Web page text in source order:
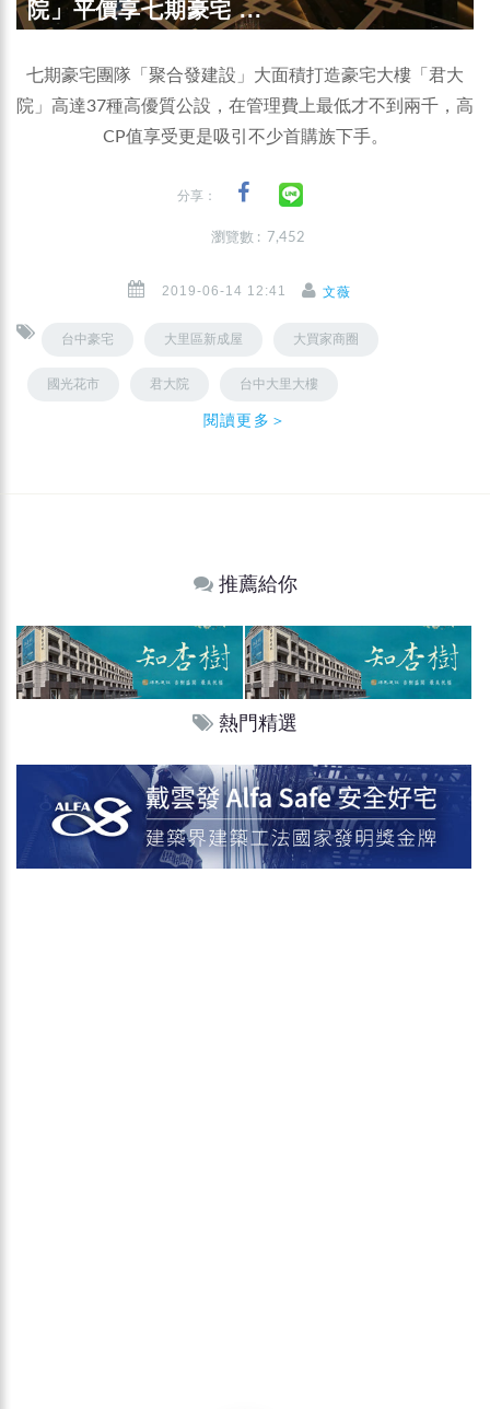
院」平價享七期豪宅 ...
七期豪宅團隊「聚合發建設」大面積打造豪宅大樓「君大
院」高達37種高優質公設，在管理費上最低才不到兩千，高
CP值享受更是吸引不少首購族下手。
分享：
瀏覽數 : 7,452
2019-06-14 12:41 文薇
台中豪宅 大里區新成屋 大買家商圈
國光花市 君大院 台中大里大樓
閱讀更多＞
推薦給你
熱門精選